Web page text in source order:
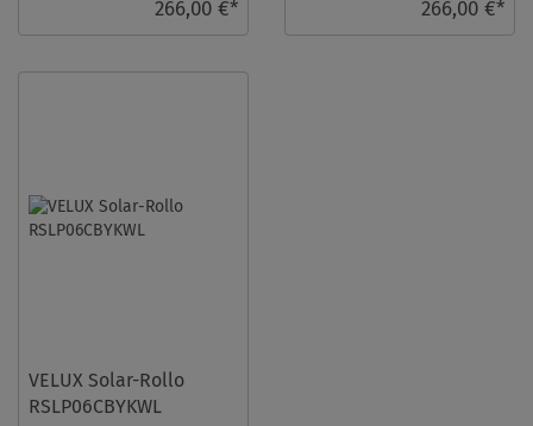
266,00 €* 266,00 €*
VELUX Solar-Rollo
RSLP06CBYKWL